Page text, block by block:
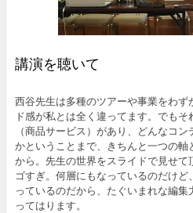
講演を聴いて
西谷先生は多種のツアーや事業をわ
ド感が私とは全く違ってます。でも
（商品サービス）があり、どんなコ
かということまで、きちんと一つの
から。先生の世界をスライドで見せ
ゴすぎ。何層にもなっているのだけ
っているのだから、たぐいまれな編
ってはります。